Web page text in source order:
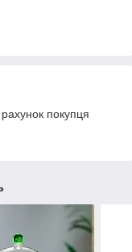
покупця